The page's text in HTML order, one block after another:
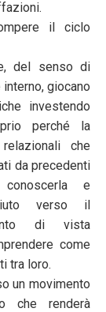
il ciclo
del senso di
giocano
investendo
perché la
che
da precedenti
e
verso il
di vista
come
tra loro.
un movimento
che renderà